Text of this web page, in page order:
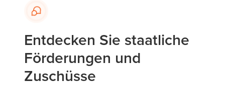
Entdecken Sie staatliche
Förderungen und
Zuschüsse